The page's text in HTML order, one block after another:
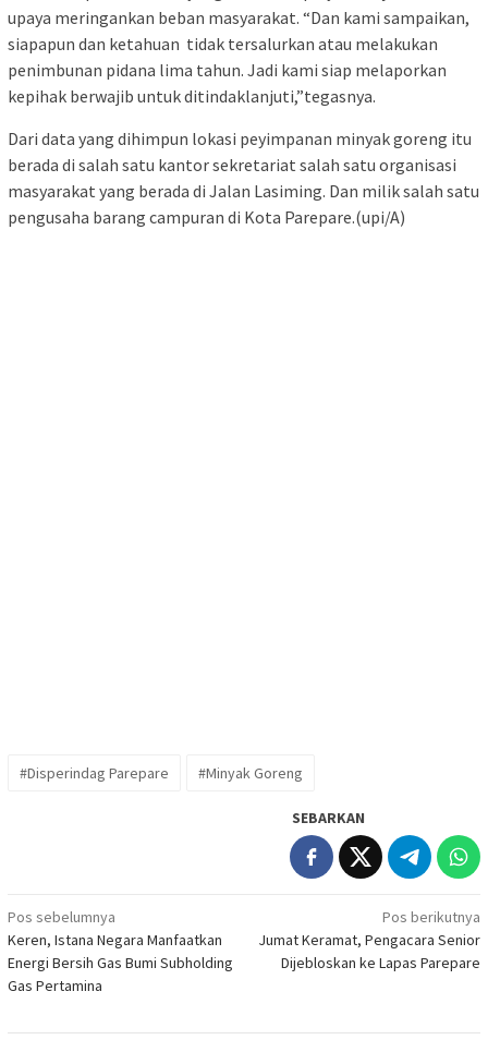
upaya meringankan beban masyarakat. “Dan kami sampaikan,
siapapun dan ketahuan tidak tersalurkan atau melakukan
penimbunan pidana lima tahun. Jadi kami siap melaporkan
kepihak berwajib untuk ditindaklanjuti,”tegasnya.
Dari data yang dihimpun lokasi peyimpanan minyak goreng itu
berada di salah satu kantor sekretariat salah satu organisasi
masyarakat yang berada di Jalan Lasiming. Dan milik salah satu
pengusaha barang campuran di Kota Parepare.(upi/A)
#Disperindag Parepare #Minyak Goreng
SEBARKAN
Navigasi
pos
Pos sebelumnya
Keren, Istana Negara Manfaatkan
Energi Bersih Gas Bumi Subholding
Gas Pertamina
Pos berikutnya
Jumat Keramat, Pengacara Senior
Dijebloskan ke Lapas Parepare